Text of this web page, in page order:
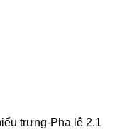
trưng-Pha lê 2.1